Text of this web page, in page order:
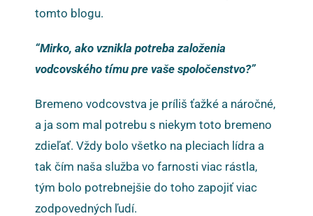
tomto blogu.
“Mirko, ako vznikla potreba založenia
vodcovského tímu pre vaše spoločenstvo?”
Bremeno vodcovstva je príliš ťažké a náročné,
a ja som mal potrebu s niekym toto bremeno
zdieľať. Vždy bolo všetko na pleciach lídra a
tak čím naša služba vo farnosti viac rástla,
tým bolo potrebnejšie do toho zapojiť viac
zodpovedných ľudí.